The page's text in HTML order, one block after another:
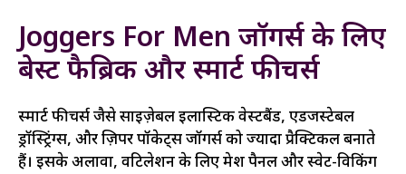
Joggers For Men जॉगर्स के लिए
बेस्ट फैब्रिक और स्मार्ट फीचर्स
स्मार्ट फीचर्स जैसे साइज़ेबल इलास्टिक वेस्टबैंड, एडजस्टेबल
ड्रॉस्ट्रिंग्स, और ज़िपर पॉकेट्स जॉगर्स को ज्यादा प्रैक्टिकल बनाते
हैं। इसके अलावा, वेंटिलेशन के लिए मेश पैनल और स्वेट-विकिंग